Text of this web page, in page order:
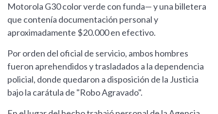
Motorola G30 color verde con funda— y una billetera
que contenía documentación personal y
aproximadamente $20.000 en efectivo.
Por orden del oficial de servicio, ambos hombres
fueron aprehendidos y trasladados a la dependencia
policial, donde quedaron a disposición de la Justicia
bajo la carátula de "Robo Agravado".